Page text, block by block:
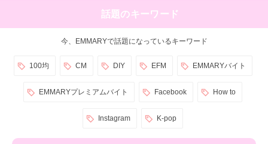
話題のキーワード
今、EMMARYで話題になっているキーワード
100均 CM DIY EFM EMMARYバイト
EMMARYプレミアムバイト Facebook How to
Instagram K-pop